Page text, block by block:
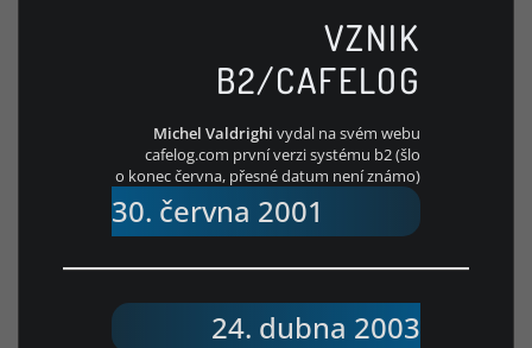
VZNIK
B2/CAFELOG
Michel Valdrighi vydal na svém webu
cafelog.com první verzi systému b2 (šlo
o konec června, přesné datum není známo)
30. června 2001
24. dubna 2003